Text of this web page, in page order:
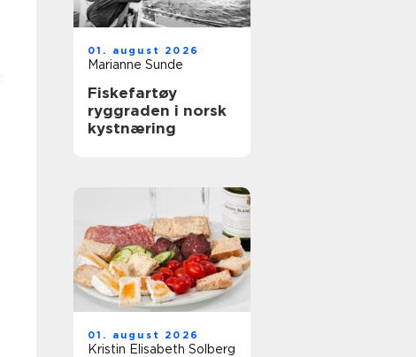
01. august 2026
Marianne Sunde
Fiskefartøy
ryggraden i norsk
kystnæring
01. august 2026
Kristin Elisabeth Solberg